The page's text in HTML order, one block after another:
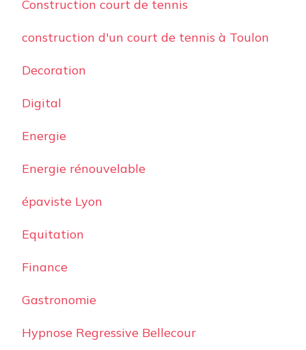
Construction court de tennis
construction d'un court de tennis à Toulon
Decoration
Digital
Energie
Energie rénouvelable
épaviste Lyon
Equitation
Finance
Gastronomie
Hypnose Regressive Bellecour